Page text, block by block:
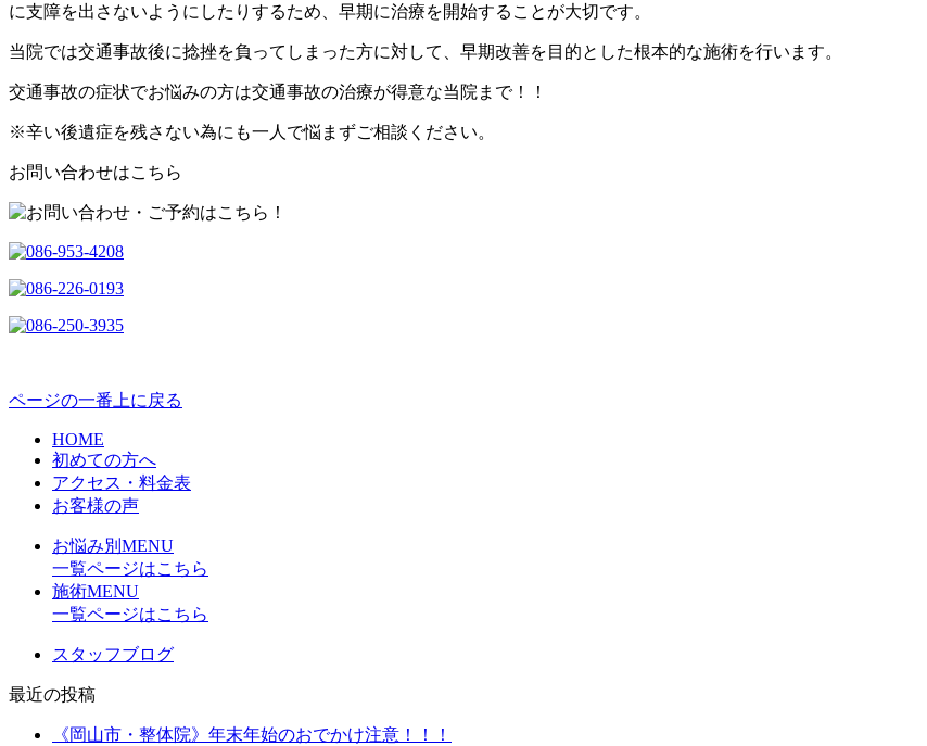
に支障を出さないようにしたりするため、早期に治療を開始することが大切です。
当院では交通事故後に捻挫を負ってしまった方に対して、早期改善を目的とした根本的な施術を行います。
交通事故の症状でお悩みの方は交通事故の治療が得意な当院まで！！
※辛い後遺症を残さない為にも一人で悩まずご相談ください。
お問い合わせはこちら
ページの一番上に戻る
HOME
初めての方へ
アクセス・料金表
お客様の声
お悩み別MENU
一覧ページはこちら
施術MENU
一覧ページはこちら
スタッフブログ
最近の投稿
《岡山市・整体院》年末年始のおでかけ注意！！！